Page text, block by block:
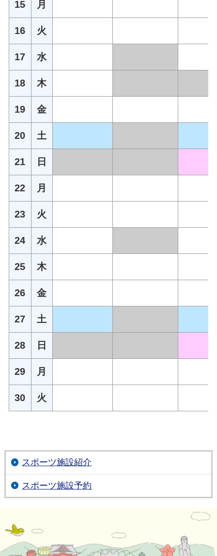
15 月
16 火
17 水
18 木
19 金
20 土
21 日
22 月
23 火
24 水
25 木
26 金
27 土
28 日
29 月
30 火
スポーツ施設紹介
スポーツ施設予約